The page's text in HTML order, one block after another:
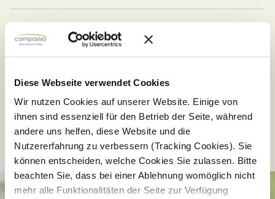
Diese Webseite verwendet Cookies
Wir nutzen Cookies auf unserer Website. Einige von
ihnen sind essenziell für den Betrieb der Seite, während
andere uns helfen, diese Website und die
Nutzererfahrung zu verbessern (Tracking Cookies). Sie
können entscheiden, welche Cookies Sie zulassen. Bitte
beachten Sie, dass bei einer Ablehnung womöglich nicht
mehr alle Funktionalitäten der Seite zur Verfügung
dich als Teamplayer und führst deine
Einrichtung entsprechend.
Humor macht das Leben leichter. Gemeinsam
lachen, respektvoll miteinander umgehen und
verantwortungsbewusst arbeiten ist auch dein
Motto. Eine Tätigkeit in der Pflege ist für dich
nicht bloß ein Job, sondern Berufung!